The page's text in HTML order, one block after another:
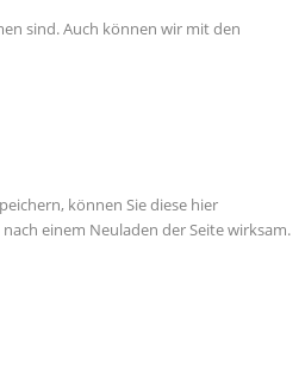
sind. Auch können wir mit den
können Sie diese hier
einem Neuladen der Seite wirksam.